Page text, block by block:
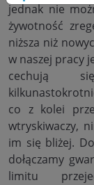
jednak nie
żywotność
niższa niż
w naszej pracy
cechują się
co z kolei
wtryskiwaczy,
im się bliżej.
dołączamy
limitu